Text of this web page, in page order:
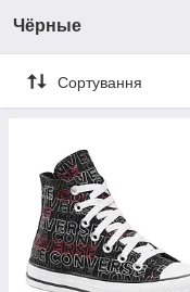
Чёрные
Сортування